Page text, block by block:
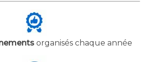
organisés chaque année